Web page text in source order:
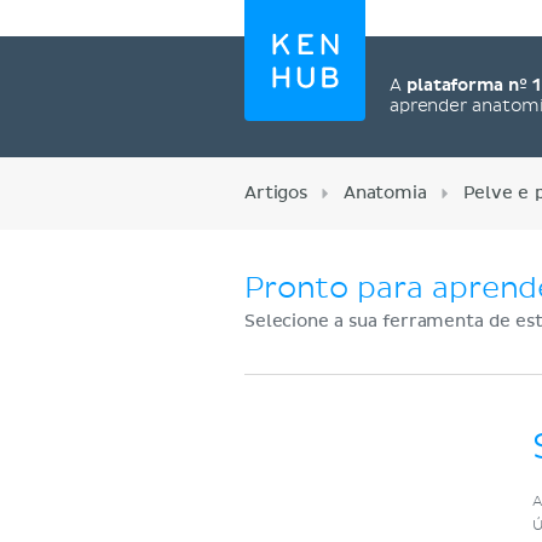
A plataforma nº 1
aprender
Artigos Anatomia Pelve e
Pronto para
Selecione a sua ferramenta de